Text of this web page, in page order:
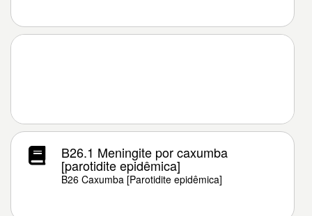
B26.1 Meningite por caxumba
[parotidite epidêmica]
B26 Caxumba [Parotidite epidêmica]